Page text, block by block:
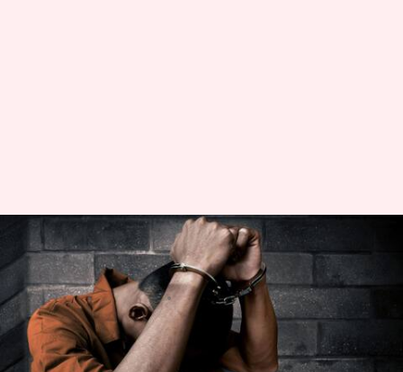
డీఏవీ స్కూల్‌లో మైనర్ రేప్ కేసు:
డ్రైవర్‌కు 20 ఏళ్ల జైలు శిక్ష
వ్రాసిన వారు Stalin Apr 18, 2023 03:23 pm
ఈ వార్తాకథనం ఏంటి